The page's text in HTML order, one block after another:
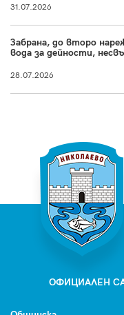
31.07.2026
Забрана, до второ
вода за дейности,
28.07.2026
ОФИЦИАЛЕН